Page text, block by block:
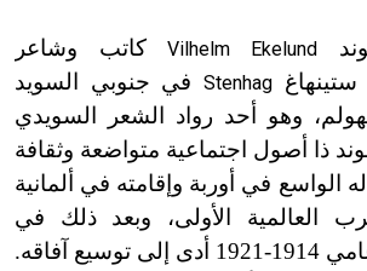
Vilhelm Ekelundكاتب وشاعر
Stenhagفي جنوبي السويد
وهو أحد رواد الشعر السويدي
ذا أصول اجتماعية متواضعة وثقافة
الواسع في أوربة وإقامته في ألمانية
العالمية الأولى، وبعد ذلك في
1914
-
1921 أدى إلى توسيع آفاقه.